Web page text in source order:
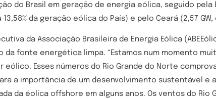
do Brasil em geração de energia eólica, seguido pela
13,58% da geração eólica do País) e pelo Ceará (2,57
da Associação Brasileira de Energia Eólica
da fonte energética limpa. “Estamos num momento
eólico. Esses números do Rio Grande do Norte
a importância de um desenvolvimento sustentável
da éolica offshore em alguns anos. Os ventos do